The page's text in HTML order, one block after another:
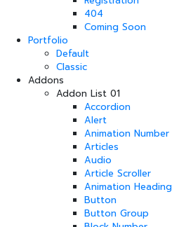
404
Coming Soon
Portfolio
Default
Classic
Addons
Addon List 01
Accordion
Alert
Animation Number
Articles
Audio
Article Scroller
Animation Heading
Button
Button Group